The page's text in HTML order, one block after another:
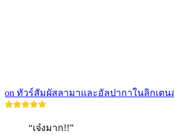
on ทัวร์สัมผัสลามาและอัลปากาในลิกเตน
“เจ๋งมาก!!”